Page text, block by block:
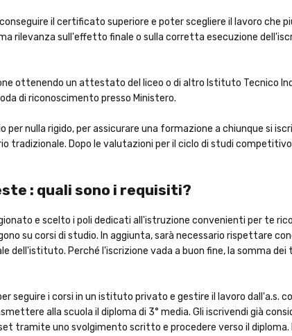
il certificato superiore e poter scegliere il lavoro che
rilevanza sull'effetto finale o sulla corretta esecuzione
ottenendo un attestato del liceo o di altro Istituto Tecnico
di riconoscimento presso Ministero.
per nulla rigido, per assicurare una formazione a chiunque si
tradizionale. Dopo le valutazioni per il ciclo di studi
: quali sono i requisiti?
e scelto i poli dedicati all'istruzione convenienti per te
su corsi di studio. In aggiunta, sarà necessario rispettare
dell'istituto. Perché l'iscrizione vada a buon fine, la somma
seguire i corsi in un istituto privato e gestire il lavoro dall'a.s.
alla scuola il diploma di 3° media. Gli iscrivendi già
tramite uno svolgimento scritto e procedere verso il diploma.